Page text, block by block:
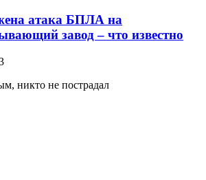
атака БПЛА на
завод – что известно
никто не пострадал